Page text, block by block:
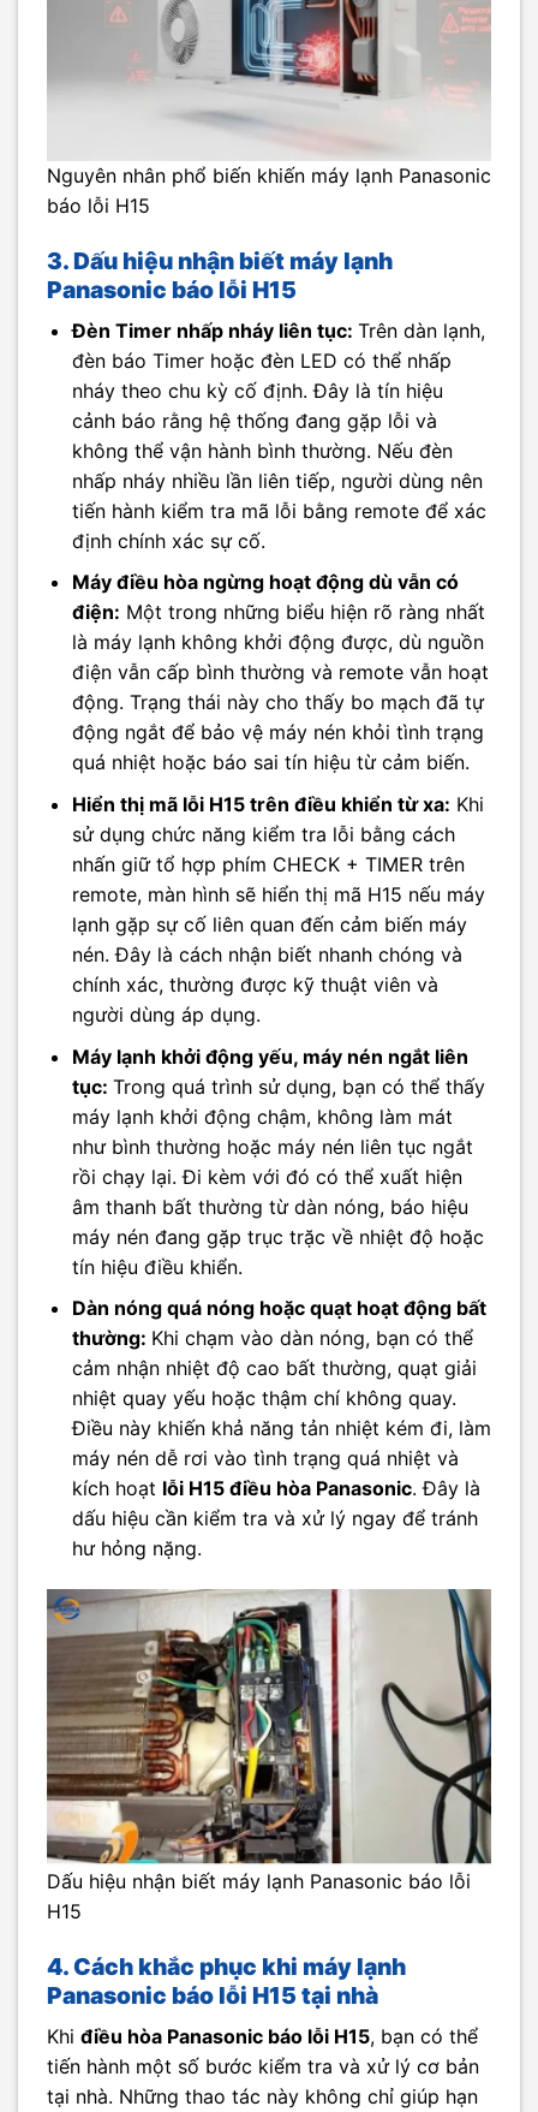
Nguyên nhân phổ biến khiến máy lạnh Panasonic
báo lỗi H15
3. Dấu hiệu nhận biết máy lạnh
Panasonic báo lỗi H15
Đèn Timer nhấp nháy liên tục: Trên dàn lạnh,
đèn báo Timer hoặc đèn LED có thể nhấp
nháy theo chu kỳ cố định. Đây là tín hiệu
cảnh báo rằng hệ thống đang gặp lỗi và
không thể vận hành bình thường. Nếu đèn
nhấp nháy nhiều lần liên tiếp, người dùng nên
tiến hành kiểm tra mã lỗi bằng remote để xác
định chính xác sự cố.
Máy điều hòa ngừng hoạt động dù vẫn có
điện: Một trong những biểu hiện rõ ràng nhất
là máy lạnh không khởi động được, dù nguồn
điện vẫn cấp bình thường và remote vẫn hoạt
động. Trạng thái này cho thấy bo mạch đã tự
động ngắt để bảo vệ máy nén khỏi tình trạng
quá nhiệt hoặc báo sai tín hiệu từ cảm biến.
Hiển thị mã lỗi H15 trên điều khiển từ xa: Khi
sử dụng chức năng kiểm tra lỗi bằng cách
nhấn giữ tổ hợp phím CHECK + TIMER trên
remote, màn hình sẽ hiển thị mã H15 nếu máy
lạnh gặp sự cố liên quan đến cảm biến máy
nén. Đây là cách nhận biết nhanh chóng và
chính xác, thường được kỹ thuật viên và
người dùng áp dụng.
Máy lạnh khởi động yếu, máy nén ngắt liên
tục: Trong quá trình sử dụng, bạn có thể thấy
máy lạnh khởi động chậm, không làm mát
như bình thường hoặc máy nén liên tục ngắt
rồi chạy lại. Đi kèm với đó có thể xuất hiện
âm thanh bất thường từ dàn nóng, báo hiệu
máy nén đang gặp trục trặc về nhiệt độ hoặc
tín hiệu điều khiển.
Dàn nóng quá nóng hoặc quạt hoạt động bất
thường: Khi chạm vào dàn nóng, bạn có thể
cảm nhận nhiệt độ cao bất thường, quạt giải
nhiệt quay yếu hoặc thậm chí không quay.
Điều này khiến khả năng tản nhiệt kém đi, làm
máy nén dễ rơi vào tình trạng quá nhiệt và
kích hoạt lỗi H15 điều hòa Panasonic. Đây là
dấu hiệu cần kiểm tra và xử lý ngay để tránh
hư hỏng nặng.
Dấu hiệu nhận biết máy lạnh Panasonic báo lỗi
H15
4. Cách khắc phục khi máy lạnh
Panasonic báo lỗi H15 tại nhà
Khi điều hòa Panasonic báo lỗi H15, bạn có thể
tiến hành một số bước kiểm tra và xử lý cơ bản
tại nhà. Những thao tác này không chỉ giúp hạn